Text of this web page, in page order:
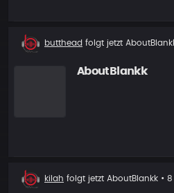
Neuer
butthead folgt jetzt
AboutBlankk
Neuer
kilah folgt jetzt AboutBlankk •